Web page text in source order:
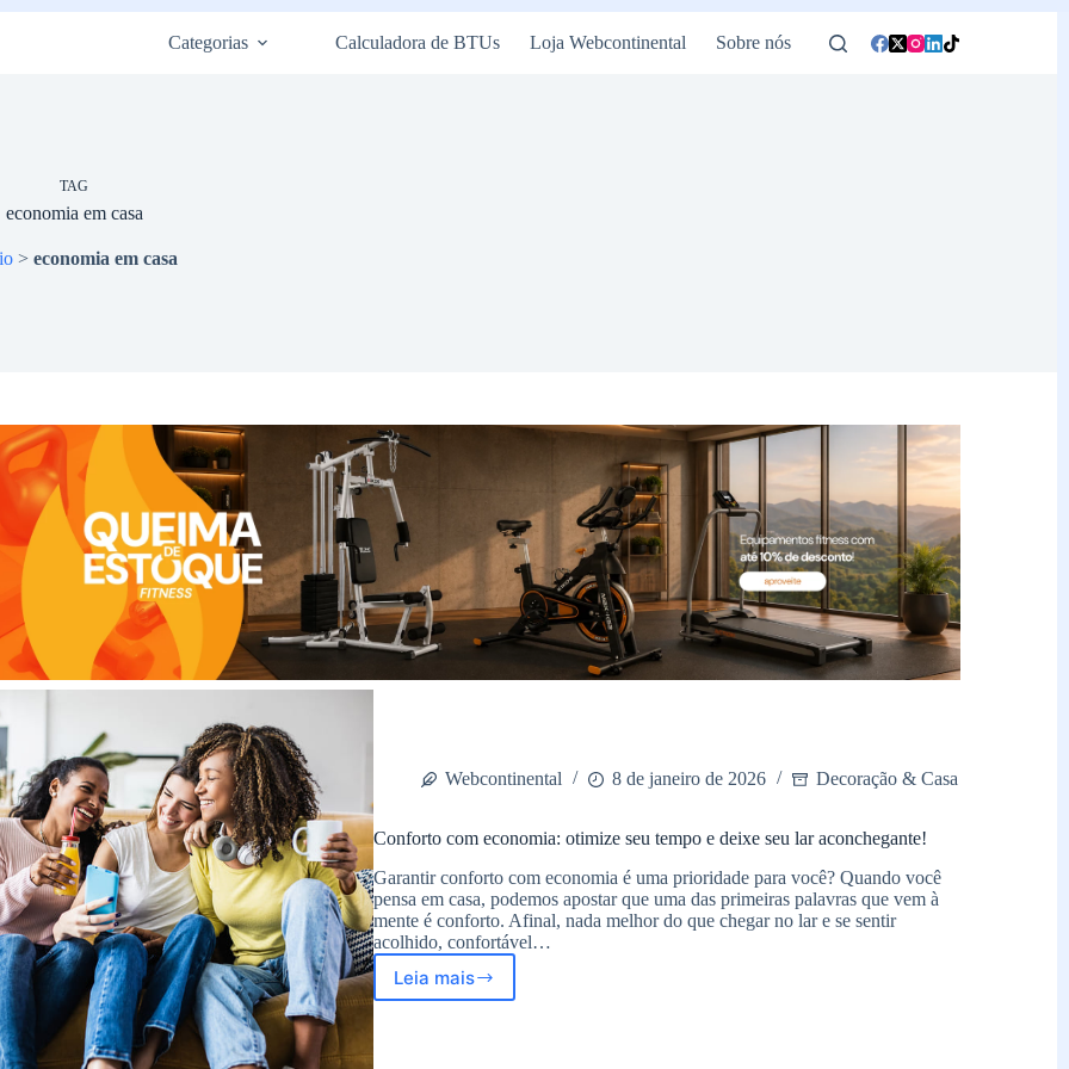
Categorias Calculadora de BTUs Loja Webcontinental Sobre nós
TAG
economia em casa
> economia em casa
Webcontinental 8 de janeiro de 2026 Decoração & Casa
Conforto com economia: otimize seu tempo e deixe seu lar aconchegante!
Garantir conforto com economia é uma prioridade para você? Quando você
pensa em casa, podemos apostar que uma das primeiras palavras que vem à
mente é conforto. Afinal, nada melhor do que chegar no lar e se sentir
acolhido, confortável…
Leia maisConforto